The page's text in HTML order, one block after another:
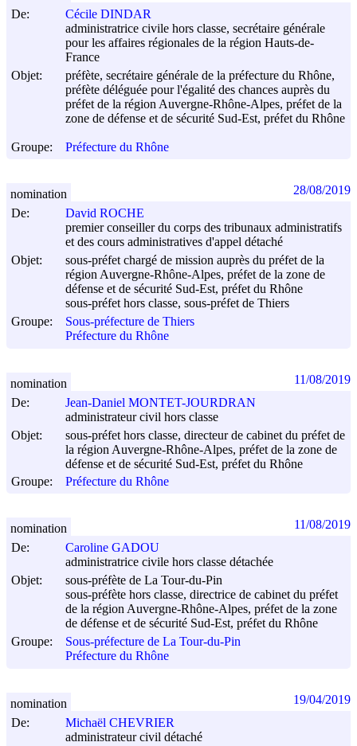
De:
Cécile DINDAR
administratrice civile hors classe, secrétaire générale
pour les affaires régionales de la région Hauts-de-
France
Objet:
préfète, secrétaire générale de la préfecture du Rhône,
préfète déléguée pour l'égalité des chances auprès du
préfet de la région Auvergne-Rhône-Alpes, préfet de la
zone de défense et de sécurité Sud-Est, préfet du Rhône
Groupe: Préfecture du Rhône
De:
David ROCHE
premier conseiller du corps des tribunaux administratifs
et des cours administratives d'appel détaché
Objet:
sous-préfet chargé de mission auprès du préfet de la
région Auvergne-Rhône-Alpes, préfet de la zone de
défense et de sécurité Sud-Est, préfet du Rhône
sous-préfet hors classe, sous-préfet de Thiers
Groupe:
Sous-préfecture de Thiers
Préfecture du Rhône
nomination 28/08/2019
De:
Jean-Daniel MONTET-JOURDRAN
administrateur civil hors classe
Objet:
sous-préfet hors classe, directeur de cabinet du préfet de
la région Auvergne-Rhône-Alpes, préfet de la zone de
défense et de sécurité Sud-Est, préfet du Rhône
Groupe:
Préfecture du Rhône
nomination 11/08/2019
De:
Caroline GADOU
administratrice civile hors classe détachée
Objet:
sous-préfète de La Tour-du-Pin
sous-préfète hors classe, directrice de cabinet du préfet
de la région Auvergne-Rhône-Alpes, préfet de la zone
de défense et de sécurité Sud-Est, préfet du Rhône
Groupe:
Sous-préfecture de La Tour-du-Pin
Préfecture du Rhône
nomination 11/08/2019
De:
Michaël CHEVRIER
administrateur civil détaché
nomination 19/04/2019